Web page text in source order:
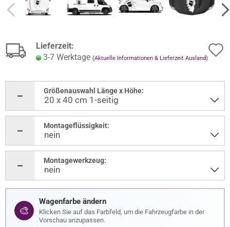
Lieferzeit:
3-7 Werktage (Aktuelle Informationen & Lieferzeit Ausland)
Größenauswahl Länge x Höhe:
Montageflüssigkeit:
Montagewerkzeug:
🎨
Wagenfarbe ändern
Klicken Sie auf das Farbfeld, um die Fahrzeugfarbe in der
Vorschau anzupassen.